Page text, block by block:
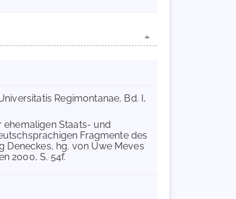
Regimontanae, Bd. I,
Staats- und
Fragmente des
Deneckes, hg. von Uwe Meves
2000, S. 54f.